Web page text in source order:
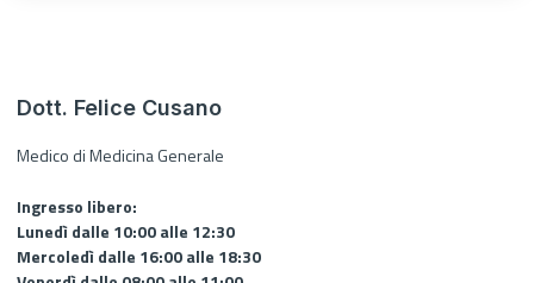
Dott. Felice Cusano
Medico di Medicina Generale
Ingresso libero:
Lunedì dalle 10:00 alle 12:30
Mercoledì dalle 16:00 alle 18:30